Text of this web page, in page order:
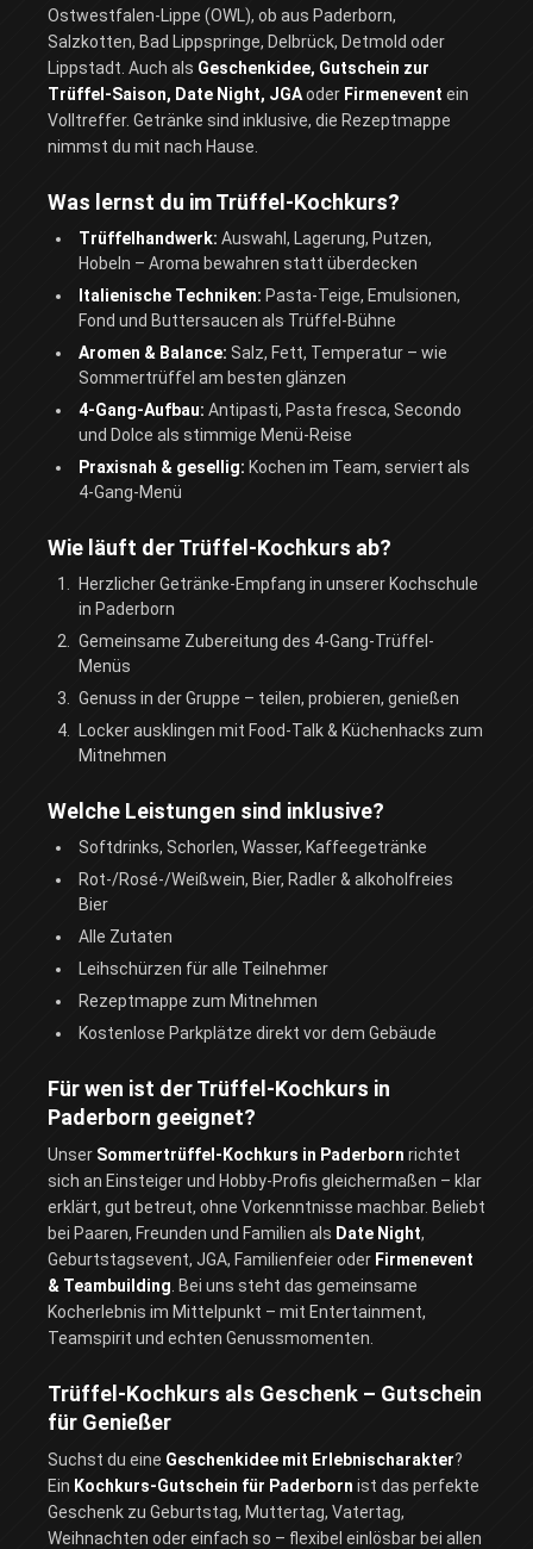
Ostwestfalen-Lippe (OWL), ob aus Paderborn,
Salzkotten, Bad Lippspringe, Delbrück, Detmold oder
Lippstadt. Auch als Geschenkidee, Gutschein zur
Trüffel-Saison, Date Night, JGAoder Firmenevent ein
Volltreffer. Getränke sind inklusive, die Rezeptmappe
nimmst du mit nach Hause.
Was lernst du im Trüffel-Kochkurs?
Trüffelhandwerk: Auswahl, Lagerung, Putzen,
Hobeln – Aroma bewahren statt überdecken
Italienische Techniken: Pasta-Teige, Emulsionen,
Fond und Buttersaucen als Trüffel-Bühne
Aromen & Balance: Salz, Fett, Temperatur – wie
Sommertrüffel am besten glänzen
4-Gang-Aufbau: Antipasti, Pasta fresca, Secondo
und Dolce als stimmige Menü-Reise
Praxisnah & gesellig: Kochen im Team, serviert als
4-Gang-Menü
Wie läuft der Trüffel-Kochkurs ab?
Herzlicher Getränke-Empfang in unserer Kochschule
in Paderborn
Gemeinsame Zubereitung des 4-Gang-Trüffel-
Menüs
Genuss in der Gruppe – teilen, probieren, genießen
Locker ausklingen mit Food-Talk & Küchenhacks zum
Mitnehmen
Welche Leistungen sind inklusive?
Softdrinks, Schorlen, Wasser, Kaffeegetränke
Rot-/Rosé-/Weißwein, Bier, Radler & alkoholfreies
Bier
Alle Zutaten
Leihschürzen für alle Teilnehmer
Rezeptmappe zum Mitnehmen
Kostenlose Parkplätze direkt vor dem Gebäude
Für wen ist der Trüffel-Kochkurs in
Paderborn geeignet?
Unser Sommertrüffel-Kochkurs in Paderborn richtet
sich an Einsteiger und Hobby-Profis gleichermaßen – klar
erklärt, gut betreut, ohne Vorkenntnisse machbar. Beliebt
bei Paaren, Freunden und Familien als Date Night,
Geburtstagsevent, JGA, Familienfeier oder Firmenevent
& Teambuilding . Bei uns steht das gemeinsame
Kocherlebnis im Mittelpunkt – mit Entertainment,
Teamspirit und echten Genussmomenten.
Trüffel-Kochkurs als Geschenk – Gutschein
für Genießer
Suchst du eine Geschenkidee mit Erlebnischarakter?
Ein Kochkurs-Gutschein für Paderborn ist das perfekte
Geschenk zu Geburtstag, Muttertag, Vatertag,
Weihnachten oder einfach so – flexibel einlösbar bei allen